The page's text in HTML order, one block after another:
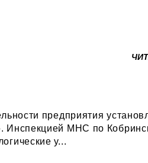
предприятия
у...